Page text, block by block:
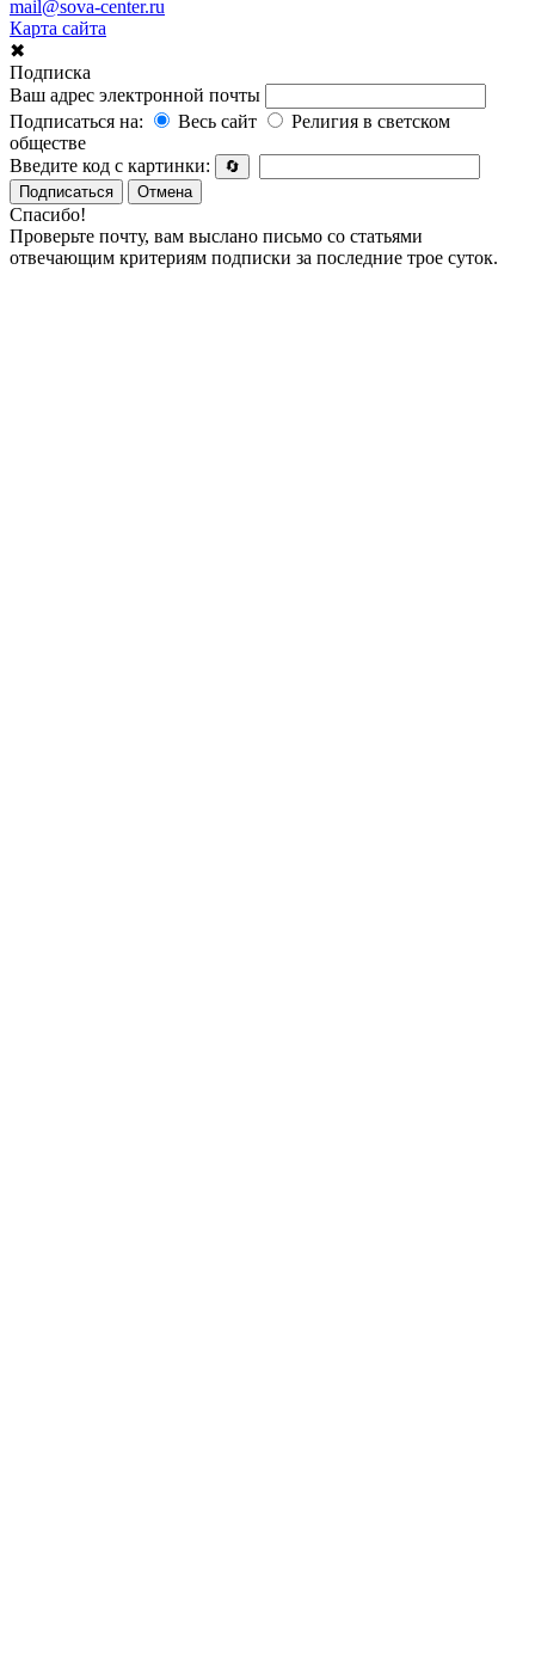
mail@sova-center.ru
Карта сайта
✖
Подписка
Ваш адрес электронной почты
Подписаться на:
Весь сайт
Религия в светском
обществе
Введите код с картинки:
🔄
Подписаться
Отмена
Спасибо!
Проверьте почту, вам выслано письмо со статьями
отвечающим критериям подписки за последние трое суток.